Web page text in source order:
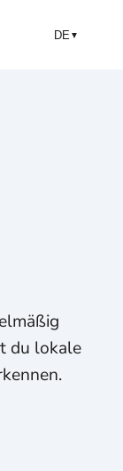
DE ▼
du lokale